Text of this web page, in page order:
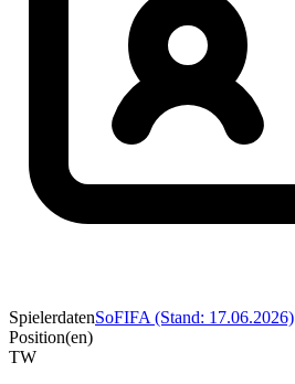
SpielerdatenSoFIFA (Stand: 17.06.2026)
Position(en)
TW